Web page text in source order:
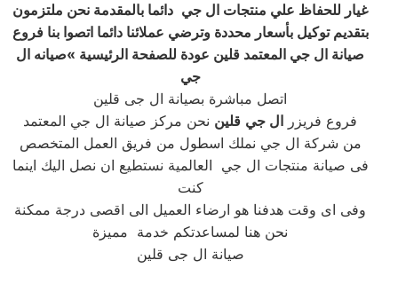
غيار للحفاظ علي منتجات ال جي دائما بالمقدمة نحن ملتزمون
بتقديم توكيل بأسعار محددة وترضي عملائنا دائما اتصوا بنا فروع
صيانة ال جي المعتمد قلين عودة للصفحة الرئيسية »صيانه ال
جي
اتصل مباشرة بصيانة ال جى قلين
فروع فريزر ال جي قلين نحن مركز صيانة ال جي المعتمد
من شركة ال جي نملك اسطول من فريق العمل المتخصص
فى صيانة منتجات ال جي العالمية نستطيع ان نصل اليك اينما
كنت
وفى اى وقت هدفنا هو ارضاء العميل الى اقصى درجة ممكنة
نحن هنا لمساعدتكم خدمة مميزة
صيانة ال جى قلين